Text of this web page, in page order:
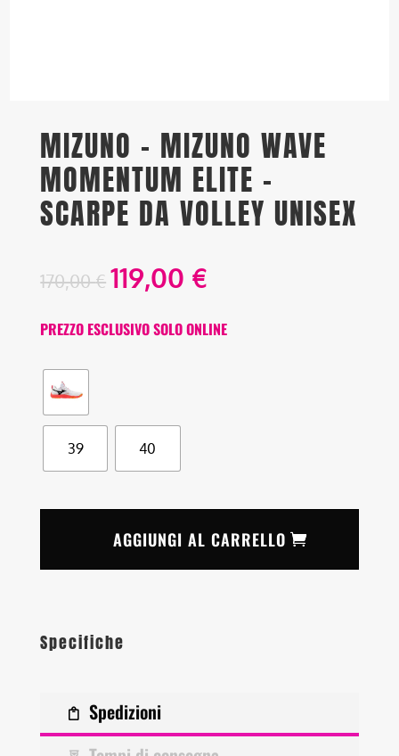
MIZUNO – MIZUNO WAVE
MOMENTUM ELITE –
SCARPE DA VOLLEY UNISEX
170,00€ 119,00 €
PREZZO ESCLUSIVO SOLO ONLINE
39 40
AGGIUNGI AL CARRELLO
Specifiche
Spedizioni